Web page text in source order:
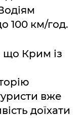
100 км/год.
що Крим із
вже
доїхати